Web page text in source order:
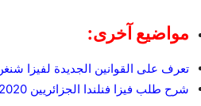
مواضيع آخرى:
تعرف على القوانين الجديدة لفيزا شنغن 2020 قبل تقديم
شرح طلب فيزا فنلندا الجزائريين 2020